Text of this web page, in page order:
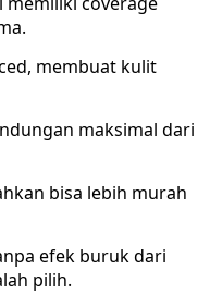
membuat kulit
maksimal dari
bisa lebih murah
efek buruk dari
pilih.